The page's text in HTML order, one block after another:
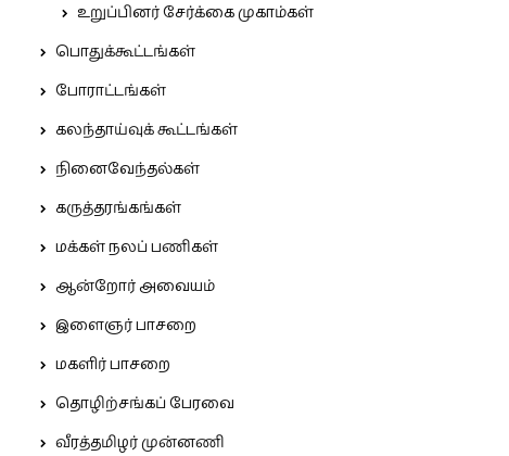
உறுப்பினர் சேர்க்கை முகாம்கள்
பொதுக்கூட்டங்கள்
போராட்டங்கள்
கலந்தாய்வுக் கூட்டங்கள்
நினைவேந்தல்கள்
கருத்தரங்கங்கள்
மக்கள் நலப் பணிகள்
ஆன்றோர் அவையம்
இளைஞர் பாசறை
மகளிர் பாசறை
தொழிற்சங்கப் பேரவை
வீரத்தமிழர் முன்னணி